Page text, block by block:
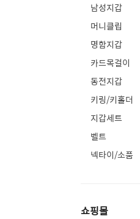
남성지갑
머니클립
명함지갑
카드목걸이
동전지갑
키링/키홀더
지갑세트
벨트
넥타이/소품
쇼핑몰